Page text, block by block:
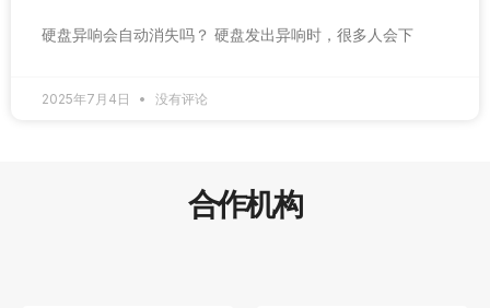
硬盘异响会自动消失吗？ 硬盘发出异响时，很多人会下
2025年7月4日 没有评论
合作机构